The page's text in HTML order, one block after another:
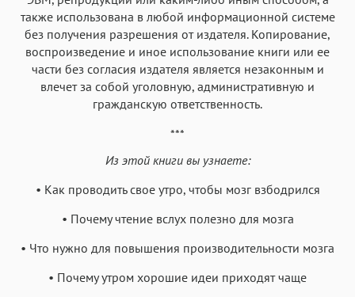
также использована в любой информационной системе
без получения разрешения от издателя. Копирование,
воспроизведение и иное использование книги или ее
части без согласия издателя является незаконным и
влечет за собой уголовную, административную и
гражданскую ответственность.
***
Из этой книги вы узнаете:
• Как проводить свое утро, чтобы мозг взбодрился
• Почему чтение вслух полезно для мозга
• Что нужно для повышения производительности мозга
• Почему утром хорошие идеи приходят чаще